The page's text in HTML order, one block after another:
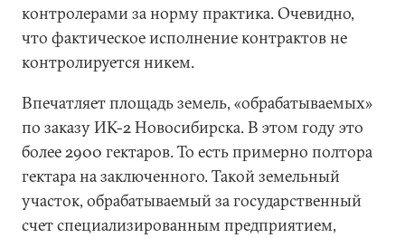
контролерами за норму практика. Очевидно,
что фактическое исполнение контрактов не
контролируется никем.
Впечатляет площадь земель, «обрабатываемых»
по заказу ИК-2 Новосибирска. В этом году это
более 2900 гектаров. То есть примерно полтора
гектара на заключенного. Такой земельный
участок, обрабатываемый за государственный
счет специализированным предприятием,